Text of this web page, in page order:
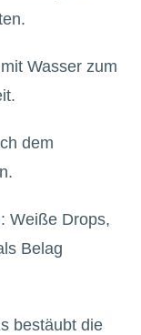
Wasser zum
dem
: Weiße Drops,
Belag
bestäubt die